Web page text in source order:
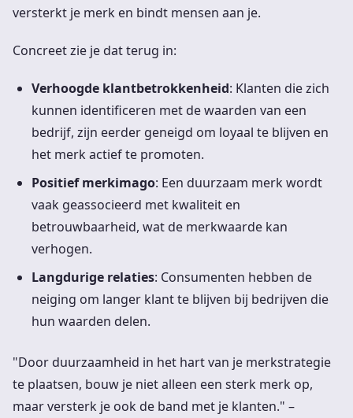
versterkt je merk en bindt mensen aan je.
Concreet zie je dat terug in:
Verhoogde klantbetrokkenheid: Klanten die zich
kunnen identificeren met de waarden van een
bedrijf, zijn eerder geneigd om loyaal te blijven en
het merk actief te promoten.
Positief merkimago: Een duurzaam merk wordt
vaak geassocieerd met kwaliteit en
betrouwbaarheid, wat de merkwaarde kan
verhogen.
Langdurige relaties: Consumenten hebben de
neiging om langer klant te blijven bij bedrijven die
hun waarden delen.
"Door duurzaamheid in het hart van je merkstrategie
te plaatsen, bouw je niet alleen een sterk merk op,
maar versterk je ook de band met je klanten." –